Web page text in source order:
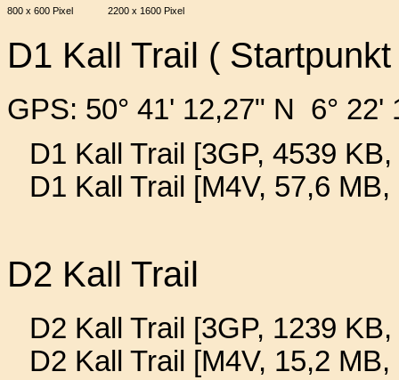
800 x 600 Pixel 2200 x 1600 Pixel
D1 Kall Trail ( Startpunkt
GPS: 50° 41' 12,27" N 6° 22'
D1 Kall Trail [3GP, 4539
D1 Kall Trail [M4V, 57,6 MB,
D2 Kall Trail
D2 Kall Trail [3GP, 1239
D2 Kall Trail [M4V, 15,2 MB,